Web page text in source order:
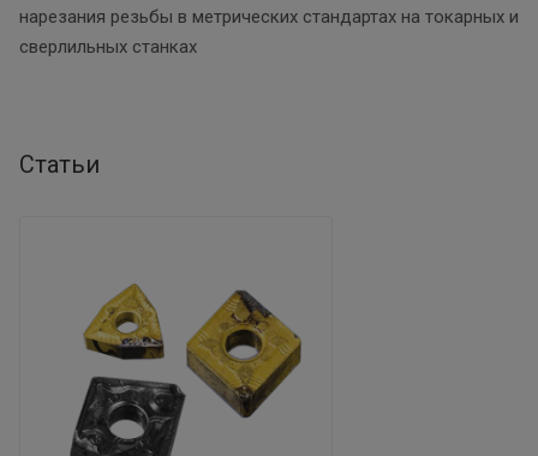
нарезания резьбы в метрических стандартах на токарных и
сверлильных станках
Статьи